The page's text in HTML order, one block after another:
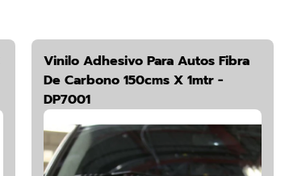
Vinilo Adhesivo Para Autos Fibra
De Carbono 150cms X 1mtr -
DP7001